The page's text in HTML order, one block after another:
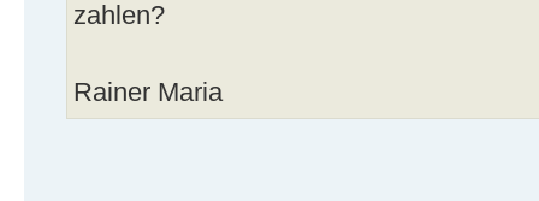
zahlen?
Rainer Maria